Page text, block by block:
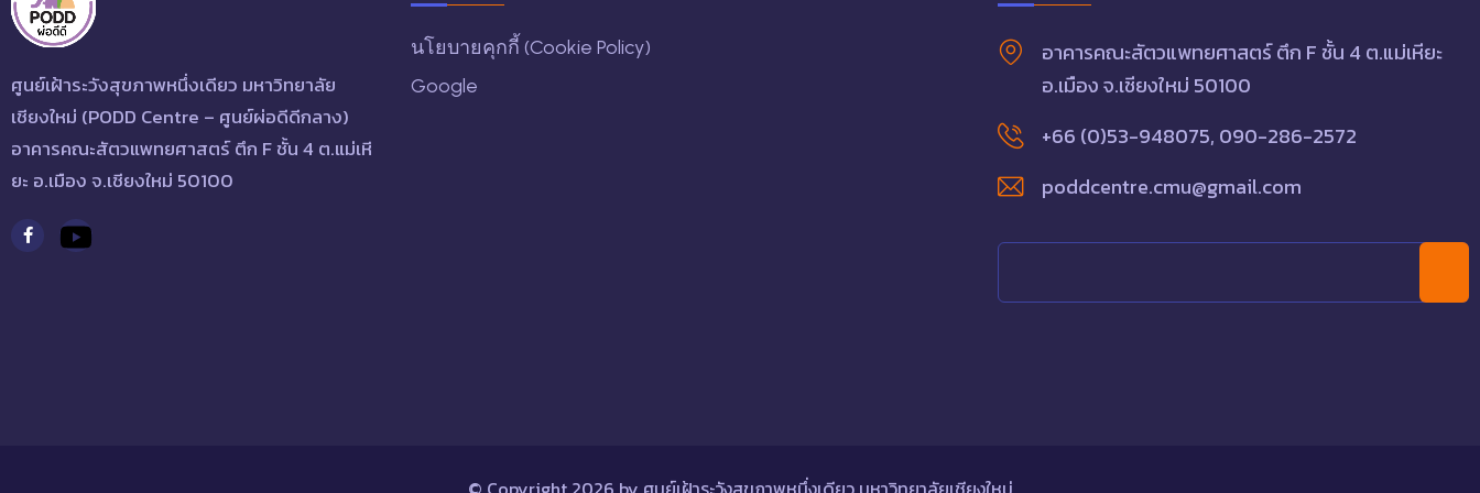
ศูนย์เฝ้าระวังสุขภาพหนึ่งเดียว มหาวิทยาลัย
เชียงใหม่ (PODD Centre – ศูนย์ผ่อดีดีกลาง)
อาคารคณะสัตวแพทยศาสตร์ ตึก F ชั้น 4 ต.แม่เหี
ยะ อ.เมือง จ.เชียงใหม่ 50100
นโยบายคุกกี้ (Cookie Policy)
Google
อาคารคณะสัตวแพทยศาสตร์ ตึก F ชั้น 4 ต.แม่เหียะ
อ.เมือง จ.เชียงใหม่ 50100
+66 (0)53-948075, 090-286-2572
poddcentre.cmu@gmail.com